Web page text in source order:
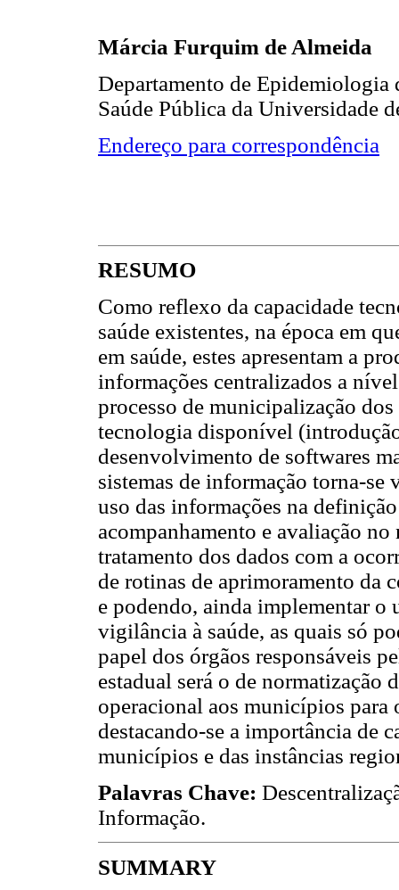
Márcia Furquim de Almeida
Departamento de Epidemiologia
Saúde Pública da Universidade
Endereço para correspondência
RESUMO
Como reflexo da capacidade
saúde existentes, na época em
em saúde, estes apresentam a
informações centralizados a
processo de municipalização
tecnologia disponível
desenvolvimento de softwares
sistemas de informação torna-se
uso das informações na
acompanhamento e avaliação
tratamento dos dados com a
de rotinas de aprimoramento da
e podendo, ainda implementar o
vigilância à saúde, as quais só
papel dos órgãos responsáveis
estadual será o de normatização
operacional aos municípios para
destacando-se a importância de
municípios e das instâncias
Palavras Chave:
Informação.
SUMMARY